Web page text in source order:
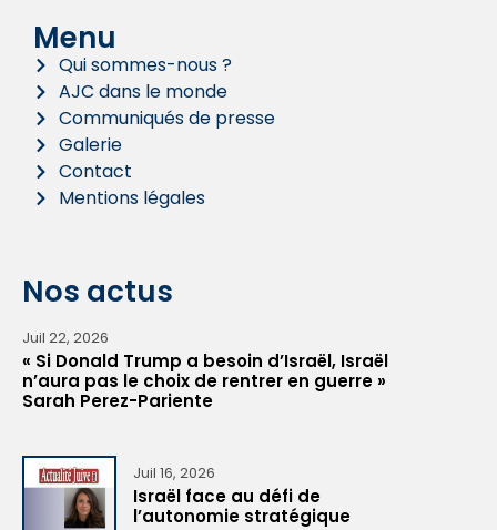
Menu
Qui sommes-nous ?
AJC dans le monde
Communiqués de presse
Galerie
Contact
Mentions légales
Nos actus
Juil 22, 2026
« Si Donald Trump a besoin d’Israël, Israël
n’aura pas le choix de rentrer en guerre »
Sarah Perez-Pariente
Juil 16, 2026
Israël face au défi de
l’autonomie stratégique